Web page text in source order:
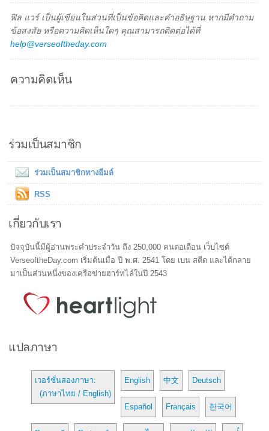
ฟิล แวร์ เป็นผู้เขียนในส่วนที่เป็นข้อคิดและคำอธิษฐาน หากมีคำถาม
ข้อสงสัย หรือความคิดเห็นใดๆ คุณสามารถติดต่อได้ที่
help@verseoftheday.com
ความคิดเห็น
ร่วมเป็นสมาชิก
ร่วมเป็นสมาชิกทางอีมล์
RSS
เกี่ยวกับเรา
ปัจจุบันนี้มีผู้อ่านพระคำประจำวัน ถึง 250,000 คนต่อเดือน เว็บไซต์
VerseoftheDay.com เริ่มต้นเมื่อ ปี พ.ศ. 2541 โดย เบน สตีด และได้กลาย
มาเป็นส่วนหนึ่งของเครือข่ายฮาร์ทไล์ในปี 2543
แปลภาษา
เวอร์ชั่นสองภาษา:
(ภาษาไทย / English)
English 中文 Deutsch
Español Français 한국어